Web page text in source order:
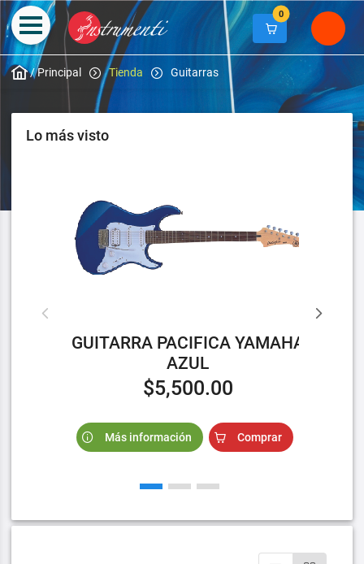
0
/Principal Tienda Guitarras
Lo más visto
GUITARRA PACIFICA YAMAHA
AZUL
$5,500.00
Más información Comprar